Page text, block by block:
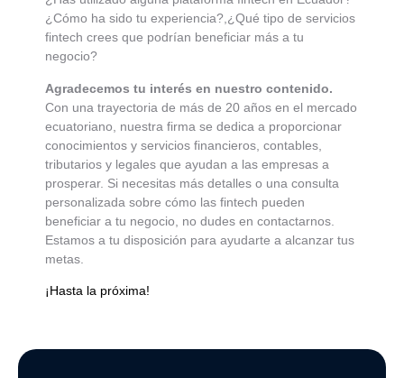
¿Cómo ha sido tu experiencia?,¿Qué tipo de servicios
fintech crees que podrían beneficiar más a tu
negocio?
Agradecemos tu interés en nuestro contenido.
Con una trayectoria de más de 20 años en el mercado
ecuatoriano, nuestra firma se dedica a proporcionar
conocimientos y servicios financieros, contables,
tributarios y legales que ayudan a las empresas a
prosperar. Si necesitas más detalles o una consulta
personalizada sobre cómo las fintech pueden
beneficiar a tu negocio, no dudes en contactarnos.
Estamos a tu disposición para ayudarte a alcanzar tus
metas.
¡Hasta la próxima!